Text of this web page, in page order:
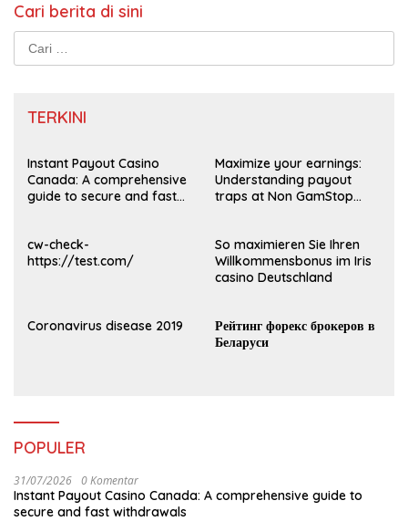
Cari berita di sini
Cari
untuk:
TERKINI
Instant Payout Casino
Canada: A comprehensive
guide to secure and fast
Maximize your earnings:
Understanding payout
traps at Non GamStop
cw-check-
https://test.com/
So maximieren Sie Ihren
Willkommensbonus im Iris
casino Deutschland
Coronavirus disease 2019
Рейтинг форекс брокеров в
Беларуси
POPULER
31/07/2026 0 Komentar
Instant Payout Casino Canada: A comprehensive guide to
secure and fast withdrawals